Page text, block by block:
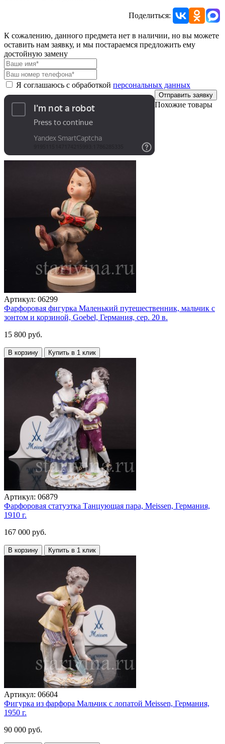
Поделиться:
К сожалению, данного предмета нет в наличии, но вы можете
оставить нам заявку, и мы постараемся предложить ему
достойную замену
Я соглашаюсь с обработкой персональных данных
Отправить заявку
Похожие товары
Артикул: 06299
Фарфоровая фигурка Маленький путешественник, мальчик с
зонтом и корзиной, Goebel, Германия, сер. 20 в.
15 800 руб.
В корзину Купить в 1 клик
Артикул: 06879
Фарфоровая статуэтка Танцующая пара, Meissen, Германия,
1910 г.
167 000 руб.
В корзину Купить в 1 клик
Артикул: 06604
Фигурка из фарфора Мальчик с лопатой Meissen, Германия,
1950 г.
90 000 руб.